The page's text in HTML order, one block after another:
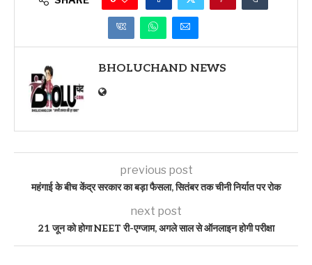
BHOLUCHAND NEWS
previous post
महंगाई के बीच केंद्र सरकार का बड़ा फैसला, सितंबर तक चीनी निर्यात पर रोक
next post
21 जून को होगा NEET री-एग्जाम, अगले साल से ऑनलाइन होगी परीक्षा